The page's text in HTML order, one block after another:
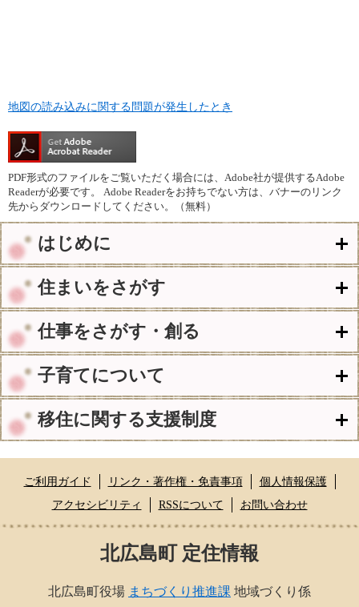
はじめに
住まいをさがす
仕事をさがす・創る
子育てについて
移住に関する支援制度
地図の読み込みに関する問題が発生したとき
PDF形式のファイルをご覧いただく場合には、Adobe社が提供するAdobe
Readerが必要です。
Adobe Readerをお持ちでない方は、バナーのリンク
先からダウンロードしてください。（無料）
ご利用ガイド リンク・著作権・免責事項
個人情報保護
アクセシビリティ
RSSについて お問い合わせ
北広島町 定住情報
北広島町役場 まちづくり推進課 地域づくり係